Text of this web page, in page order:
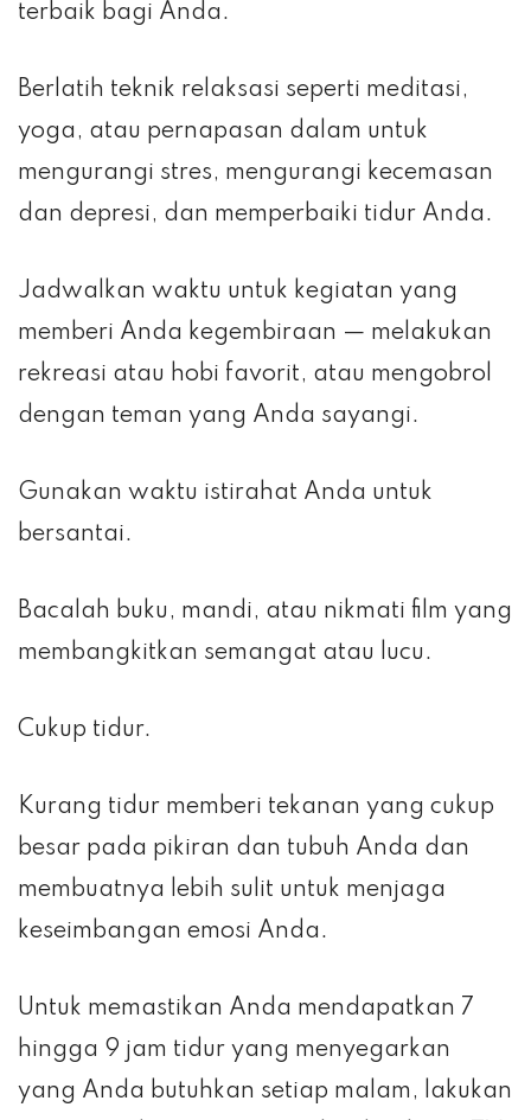
terbaik bagi Anda.
Berlatih teknik relaksasi seperti meditasi,
yoga, atau pernapasan dalam untuk
mengurangi stres, mengurangi kecemasan
dan depresi, dan memperbaiki tidur Anda.
Jadwalkan waktu untuk kegiatan yang
memberi Anda kegembiraan — melakukan
rekreasi atau hobi favorit, atau mengobrol
dengan teman yang Anda sayangi.
Gunakan waktu istirahat Anda untuk
bersantai.
Bacalah buku, mandi, atau nikmati film yang
membangkitkan semangat atau lucu.
Cukup tidur.
Kurang tidur memberi tekanan yang cukup
besar pada pikiran dan tubuh Anda dan
membuatnya lebih sulit untuk menjaga
keseimbangan emosi Anda.
Untuk memastikan Anda mendapatkan 7
hingga 9 jam tidur yang menyegarkan
yang Anda butuhkan setiap malam, lakukan